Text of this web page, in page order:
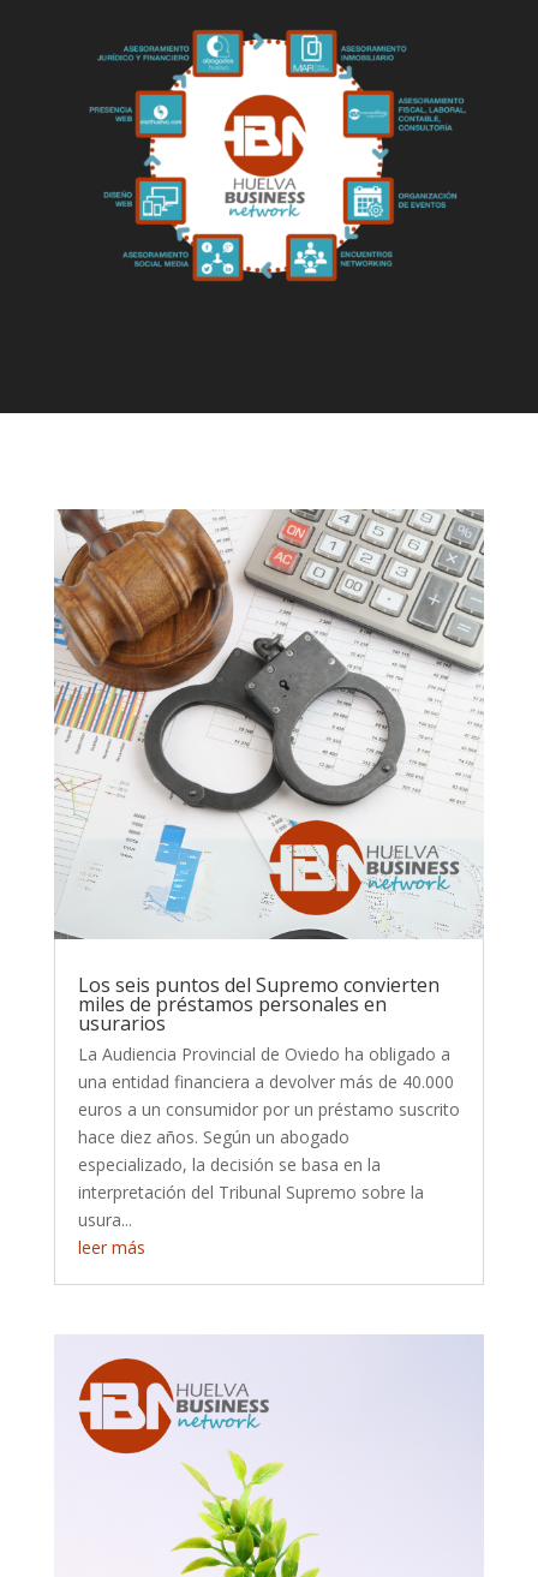
Los seis puntos del Supremo convierten
miles de préstamos personales en
usurarios
La Audiencia Provincial de Oviedo ha obligado a
una entidad financiera a devolver más de 40.000
euros a un consumidor por un préstamo suscrito
hace diez años. Según un abogado
especializado, la decisión se basa en la
interpretación del Tribunal Supremo sobre la
usura...
leer más